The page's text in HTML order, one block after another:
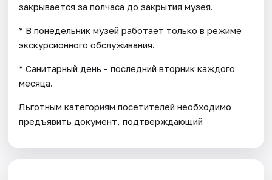
закрывается за полчаса до закрытия музея.
* В понедельник музей работает только в режиме
экскурсионного обслуживания.
* Санитарный день - последний вторник каждого
месяца.
Льготным категориям посетителей необходимо
предъявить документ, подтверждающий